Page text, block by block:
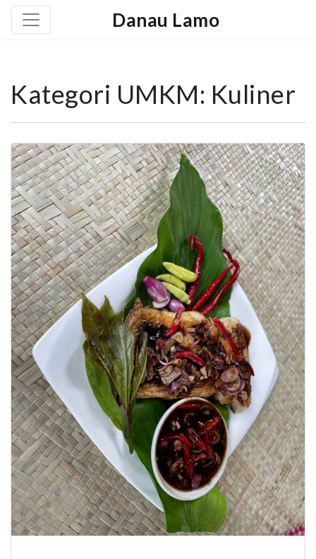
Danau Lamo
Kategori UMKM: Kuliner